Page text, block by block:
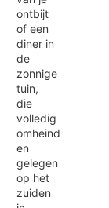
ontbijt
of een
diner in
de
zonnige
tuin,
die
volledig
omheind
en
gelegen
op het
zuiden